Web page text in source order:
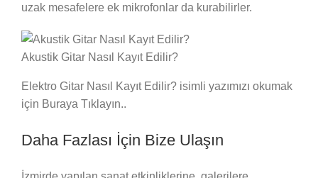
uzak mesafelere ek mikrofonlar da kurabilirler.
Akustik Gitar Nasıl Kayıt Edilir?
Elektro Gitar Nasıl Kayıt Edilir? isimli yazımızı okumak
için Buraya Tıklayın..
Daha Fazlası İçin Bize Ulaşın